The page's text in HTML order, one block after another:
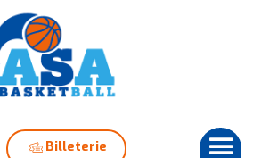
Billeterie